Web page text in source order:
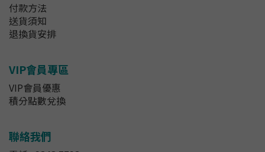
付款方法
送貨須知
退換貨安排
VIP會員專區
VIP會員優惠
積分點數兌換
聯絡我們